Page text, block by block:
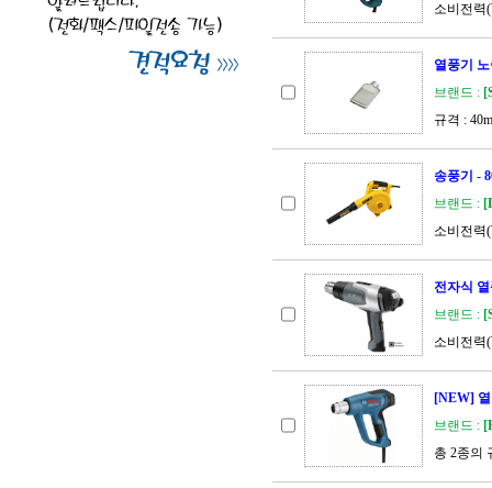
소비전력
열풍기
브랜드 :
규격 :
송풍기 -
브랜드 :
소비전력
전자식
브랜드 :
소비전력
[NEW]
브랜드 :
총 2종의